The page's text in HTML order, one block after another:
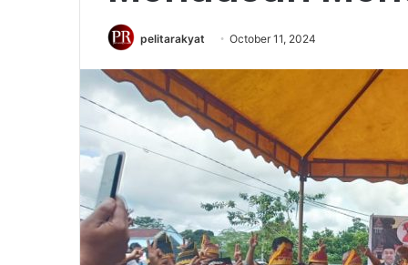
pelitarakyat October 11, 2024